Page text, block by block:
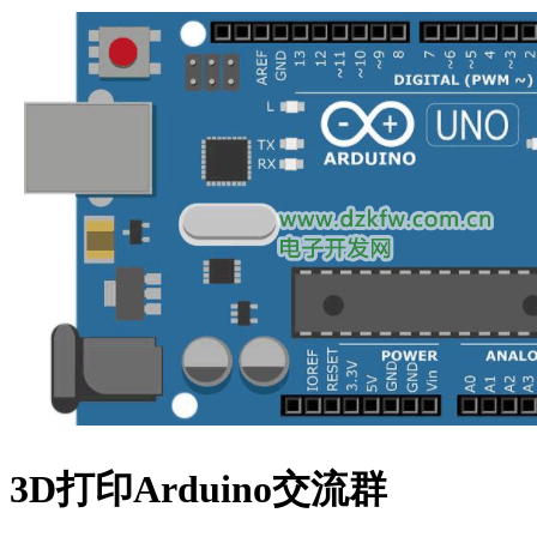
3D打印Arduino交流群